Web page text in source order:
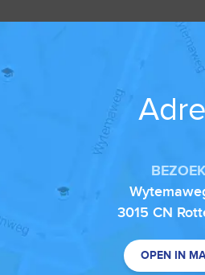
3015 CN
OPEN IN